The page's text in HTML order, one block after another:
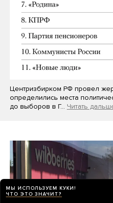
Центризбирком РФ провел
определились места
до выборов в Г… Читать
МЫ ИСПОЛЬЗУЕМ КУКИ!
ЧТО ЭТО ЗНАЧИТ?